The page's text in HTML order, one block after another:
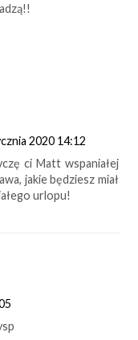
2020 14:12
ci Matt wspaniałej
jakie będziesz miał
urlopu!